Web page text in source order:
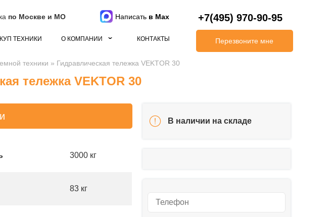
+7(495) 970-90-95
Перезвоните мне
ТЕХНИКИ О КОМПАНИИ КОНТАКТЫ
по Москве и МО Написать в Max
техники » Гидравлическая тележка VEKTOR 30
тележка VEKTOR 30
3000 кг
83 кг
В наличии на складе